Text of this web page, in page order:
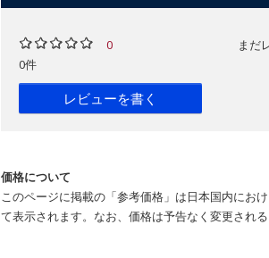
0
0件
レビューを書く
まだ
価格について
このページに掲載の「参考価格」は日本国内にお
て表示されます。なお、価格は予告なく変更され